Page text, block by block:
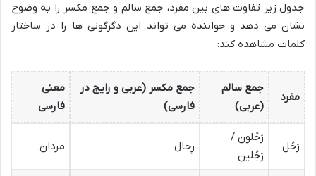
جدول زیر تفاوت های بین مفرد، جمع سالم و جمع مکسر را به وضوح
نشان می دهد و خواننده می تواند این دگرگونی ها را در ساختار
کلمات مشاهده کند:
مفرد
جمع سالم
(عربی)
جمع مکسر (عربی و رایج در
فارسی)
معنی
فارسی
رَجُل
رَجُلون /
رَجُلین
رِجال مردان